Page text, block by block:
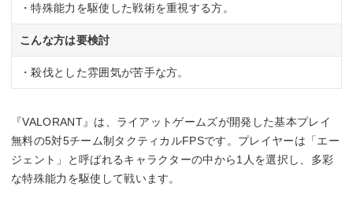
・特殊能力を駆使した戦術を重視する方。
こんな方は要検討
・殺伐とした雰囲気が苦手な方。
『VALORANT』は、ライアットゲームズが開発した基本プレイ
無料の5対5チーム制タクティカルFPSです。プレイヤーは「エー
ジェント」と呼ばれるキャラクターの中から1人を選択し、多彩
な特殊能力を駆使して戦います。